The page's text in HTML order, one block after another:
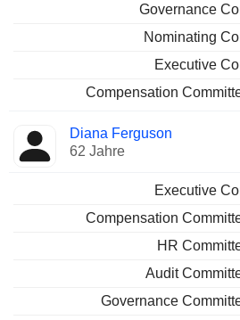
Governance
Nominating
Executive
Compensation
Diana Ferguson
62 Jahre
Executive
Compensation
HR
Audit
Governance